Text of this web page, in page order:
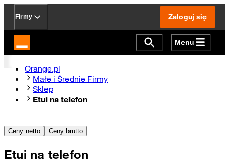
Firmy Zaloguj się
Strona główna Orange.pl Menu
Orange.pl
Małe i Średnie Firmy
Sklep
Etui na telefon
Ceny netto Ceny brutto
Etui na telefon